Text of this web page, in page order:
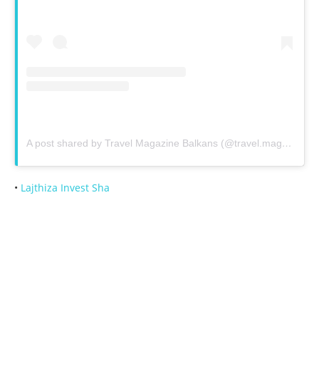
A post shared by Travel Magazine Balkans (@travel.magazine.balkans_)
• Lajthiza Invest Sha